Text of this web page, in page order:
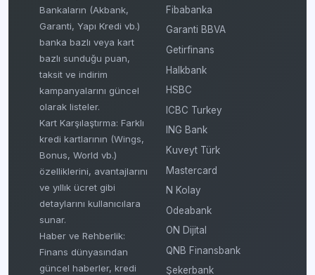
Bankaların (Akbank,
Garanti, Yapı Kredi vb.)
banka bazlı veya kart
bazlı sunduğu puan,
taksit ve indirim
kampanyalarını güncel
olarak listeler.
Kart Karşılaştırma: Farklı
kredi kartlarının (Wings,
Bonus, World vb.)
özelliklerini, avantajlarını
ve yıllık ücret gibi
detaylarını kullanıcılara
sunar.
Haber ve Rehberlik:
Finans dünyasından
güncel haberler, kredi
Fibabanka
Garanti BBVA
Getirfinans
Halkbank
HSBC
ICBC Turkey
ING Bank
Kuveyt Türk
Mastercard
N Kolay
Odeabank
ON Dijital
QNB Finansbank
Şekerbank